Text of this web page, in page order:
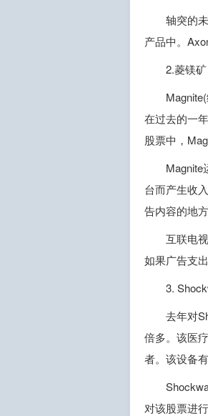
轴突的
产品中。
2.菱镁矿
在过去的一
股票中，
Magnite
台而产生收
告内容的地
互联电
如果广告支
3.
去年对
倍多。该医
者。该设备
对该股票进